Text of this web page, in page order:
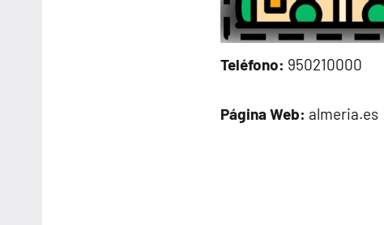
Teléfono: 950210000
Página Web: almeria.es